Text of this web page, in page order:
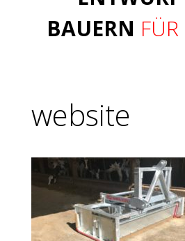
BAUERN
website